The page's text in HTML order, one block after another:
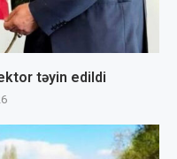
təyin edildi